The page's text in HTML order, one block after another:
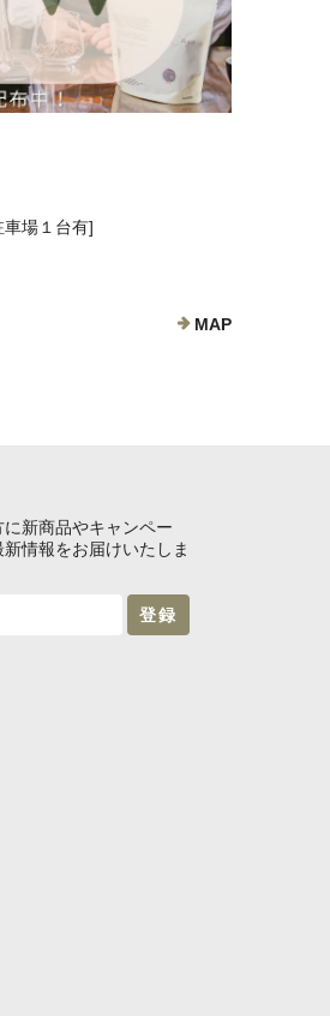
場１台有]
MAP
新商品やキャンペー
情報をお届けいたしま
登録